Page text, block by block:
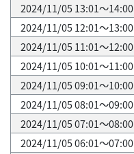
2024/11/05 13:01～14:00
2024/11/05 12:01～13:00
2024/11/05 11:01～12:00
2024/11/05 10:01～11:00
2024/11/05 09:01～10:00
2024/11/05 08:01～09:00
2024/11/05 07:01～08:00
2024/11/05 06:01～07:00